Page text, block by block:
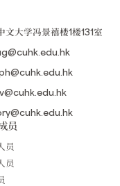
文大学冯景禧楼1楼131室
员
员
员